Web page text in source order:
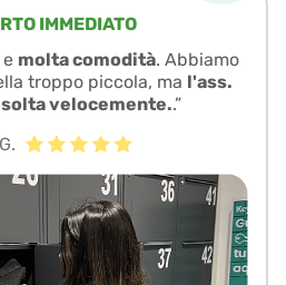
IMMEDIATO
molta comodità. Abbiamo
troppo piccola, ma l'ass.
velocemente..”